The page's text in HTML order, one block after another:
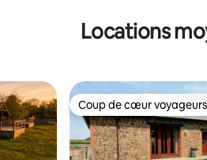
Locations
Coup de cœur voyageurs
Coup de cœur voyageurs